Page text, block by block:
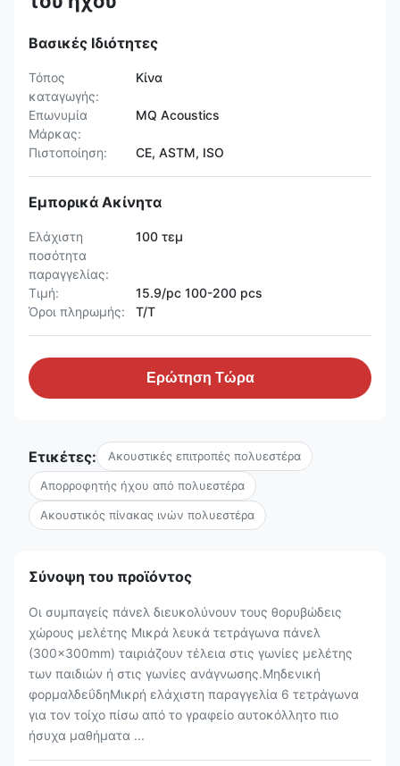
Βασικές Ιδιότητες
Τόπος
καταγωγής:
Κίνα
Επωνυμία
Μάρκας:
MQ Acoustics
Πιστοποίηση: CE, ASTM, ISO
Εμπορικά Ακίνητα
Ελάχιστη
ποσότητα
παραγγελίας:
100 τεμ
Τιμή:
15.9/pc 100-200 pcs
Όροι πληρωμής:
T/T
Ερώτηση Τώρα
Ετικέτες: Ακουστικές επιτροπές πολυεστέρα
Απορροφητής ήχου από πολυεστέρα
Ακουστικός πίνακας ινών πολυεστέρα
Σύνοψη του προϊόντος
Οι συμπαγείς πάνελ διευκολύνουν τους θορυβώδεις
χώρους μελέτης Μικρά λευκά τετράγωνα πάνελ
(300×300mm) ταιριάζουν τέλεια στις γωνίες μελέτης
των παιδιών ή στις γωνίες ανάγνωσης.Μηδενική
φορμαλδεΰδηΜικρή ελάχιστη παραγγελία 6 τετράγωνα
για τον τοίχο πίσω από το γραφείο αυτοκόλλητο πιο
ήσυχα μαθήματα ...